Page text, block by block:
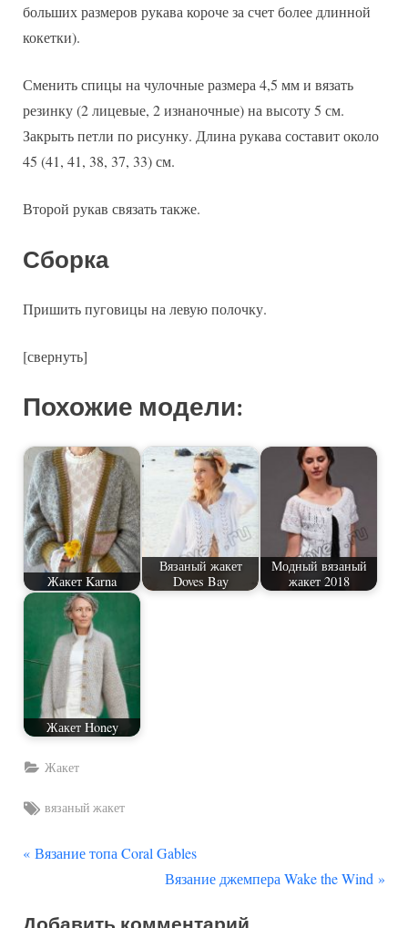
больших размеров рукава короче за счет более длинной
кокетки).
Сменить спицы на чулочные размера 4,5 мм и вязать
резинку (2 лицевые, 2 изнаночные) на высоту 5 см.
Закрыть петли по рисунку. Длина рукава составит около
45 (41, 41, 38, 37, 33) см.
Второй рукав связать также.
Сборка
Пришить пуговицы на левую полочку.
[свернуть]
Похожие модели:
Жакет Karna
Вязаный жакет
Doves Bay
Модный вязаный
жакет 2018
Жакет Honey
Жакет
Tags:
вязаный жакет
Навигация
П
Вязание топа Coral Gables
С
Вязание джемпера Wake the Wind